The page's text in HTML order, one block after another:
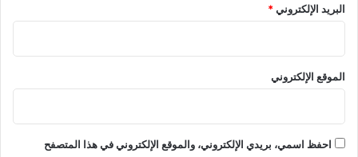
البريد الإلكتروني*
الموقع الإلكتروني
احفظ اسمي، بريدي الإلكتروني، والموقع الإلكتروني في هذا المتصفح